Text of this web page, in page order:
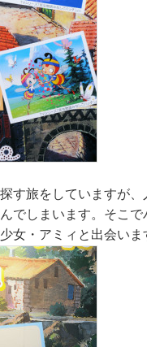
す旅をしていますが、
でしまいます。そこで
女・アミィと出会いま